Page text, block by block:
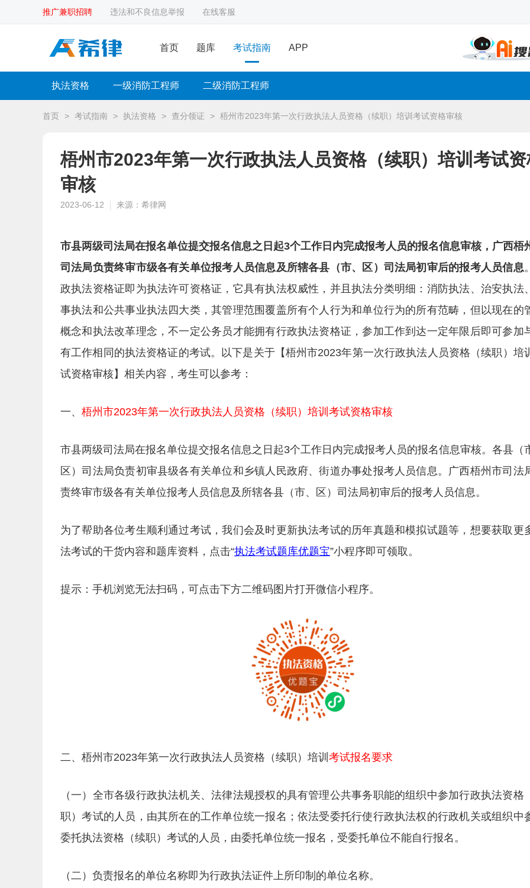
推广兼职招聘 违法和不良信息举报 在线客服
首页 题库 考试指南 APP
执法资格 一级消防工程师 二级消防工程师
首页 > 考试指南 > 执法资格 > 查分领证 > 梧州市2023年第一次行政执法人员资格（续职）培训考试资格审核
梧州市2023年第一次行政执法人员资格（续职）培训考试
审核
2023-06-12 来源：希律网
市县两级司法局在报名单位提交报名信息之日起3个工作日内完成报考人员的报名信息审核，广西梧
司法局负责终审市级各有关单位报考人员信息及所辖各县（市、区）司法局初审后的报考人员信息
政执法资格证即为执法许可资格证，它具有执法权威性，并且执法分类明细：消防执法、治安执法
事执法和公共事业执法四大类，其管理范围覆盖所有个人行为和单位行为的所有范畴，但以现在的
概念和执法改革理念，不一定公务员才能拥有行政执法资格证，参加工作到达一定年限后即可参加
有工作相同的执法资格证的考试。以下是关于【梧州市2023年第一次行政执法人员资格（续职）培
试资格审核】相关内容，考生可以参考：
一、 梧州市2023年第一次行政执法人员资格（续职）培训考试资格审核
市县两级司法局在报名单位提交报名信息之日起3个工作日内完成报考人员的报名信息审核。各县（
区）司法局负责初审县级各有关单位和乡镇人民政府、街道办事处报考人员信息。广西梧州市司法
责终审市级各有关单位报考人员信息及所辖各县（市、区）司法局初审后的报考人员信息。
为了帮助各位考生顺利通过考试，我们会及时更新执法考试的历年真题和模拟试题等，想要获取更
法考试的干货内容和题库资料，点击“执法考试题库优题宝”小程序即可领取。
提示：手机浏览无法扫码，可点击下方二维码图片打开微信小程序。
二、梧州市2023年第一次行政执法人员资格（续职）培训 考试报名要求
（一）全市各级行政执法机关、法律法规授权的具有管理公共事务职能的组织中参加行政执法资格
职）考试的人员，由其所在的工作单位统一报名；依法受委托行使行政执法权的行政机关或组织中
委托执法资格（续职）考试的人员，由委托单位统一报名，受委托单位不能自行报名。
（二）负责报名的单位名称即为行政执法证件上所印制的单位名称。